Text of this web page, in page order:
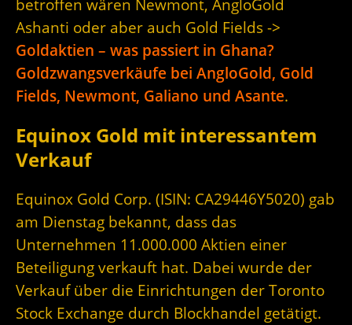
betroffen wären Newmont, AngloGold
Ashanti oder aber auch Gold Fields ->
Goldaktien – was passiert in Ghana?
Goldzwangsverkäufe bei AngloGold, Gold
Fields, Newmont, Galiano und Asante.
Equinox Gold mit interessantem
Verkauf
Equinox Gold Corp. (ISIN: CA29446Y5020) gab
am Dienstag bekannt, dass das
Unternehmen 11.000.000 Aktien einer
Beteiligung verkauft hat. Dabei wurde der
Verkauf über die Einrichtungen der Toronto
Stock Exchange durch Blockhandel getätigt.